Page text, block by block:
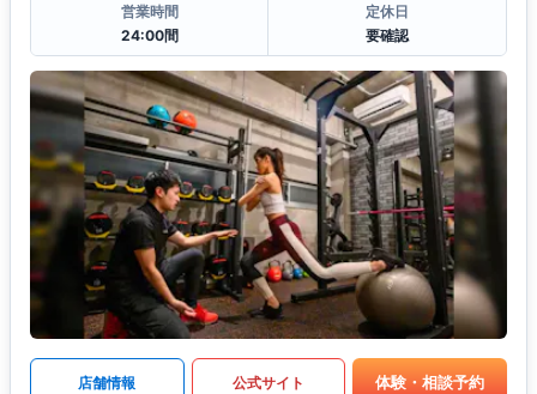
営業時間
24:00間
定休日
要確認
店舗情報 公式サイト 体験・相談予約